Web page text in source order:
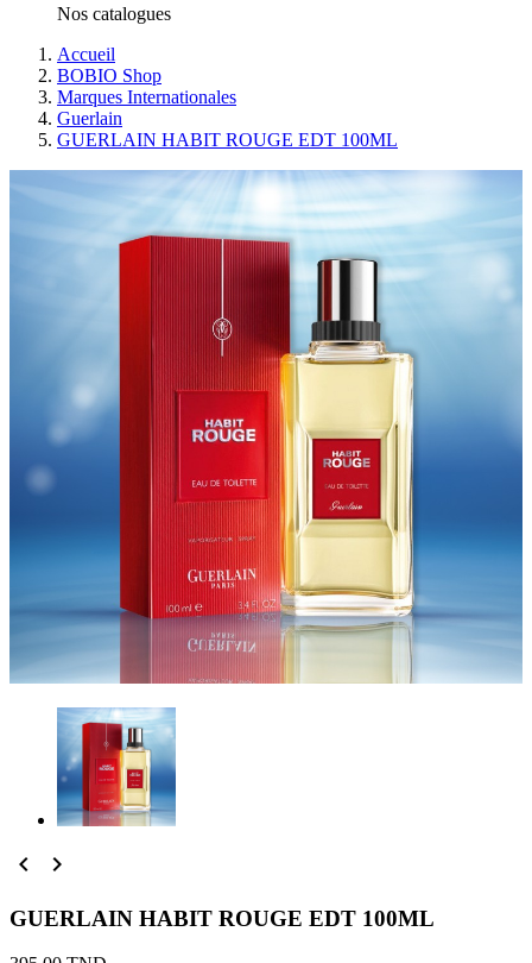
Nos catalogues
Accueil
BOBIO Shop
Marques Internationales
Guerlain
GUERLAIN HABIT ROUGE EDT 100ML
 
GUERLAIN HABIT ROUGE EDT 100ML